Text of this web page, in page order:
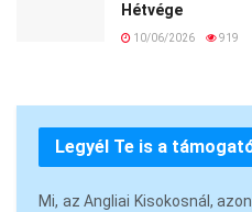
Hétvége
10/06/2026 919
Legyél Te is a
Mi, az Angliai Kisokosnál,